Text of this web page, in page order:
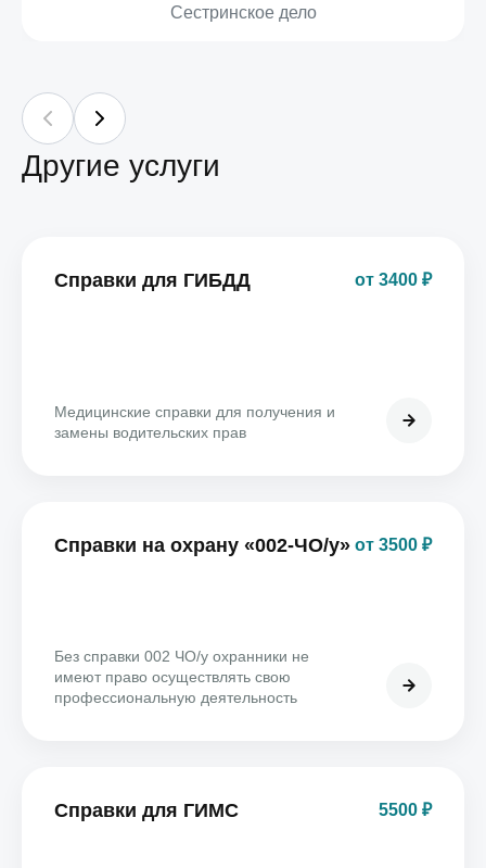
Сестринское дело
Другие услуги
Справки для ГИБДД от 3400 ₽
Медицинские справки для получения и
замены водительских прав
Справки на охрану «002-ЧО/у» от 3500 ₽
Без справки 002 ЧО/у охранники не
имеют право осуществлять свою
профессиональную деятельность
Справки для ГИМС 5500 ₽